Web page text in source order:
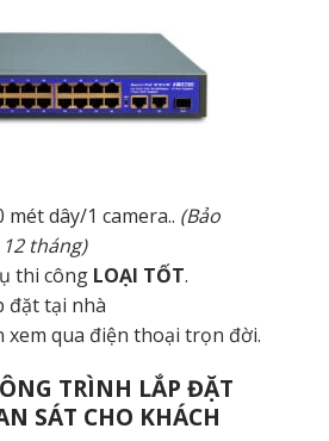
mét dây/1 camera.. (Bảo
tháng)
thi công LOẠI TỐT.
đặt tại nhà
xem qua điện thoại trọn đời.
TRÌNH LẮP ĐẶT
SÁT CHO KHÁCH